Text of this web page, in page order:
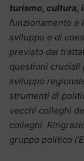
turismo, cultura,
funzionamento e
sviluppo e di
previsto dai
questioni cruciali
sviluppo
strumenti di
vecchi colleghi
colleghi.
gruppo politico